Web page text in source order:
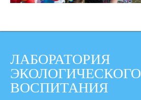
ЛАБОРАТОРИЯ
ЭКОЛОГИЧЕСКОГО
ВОСПИТАНИЯ